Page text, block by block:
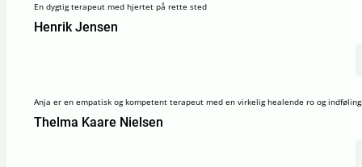
En dygtig terapeut med hjertet på rette sted
Henrik Jensen
Anja er en empatisk og kompetent terapeut med en virkelig healende ro og
Thelma Kaare Nielsen